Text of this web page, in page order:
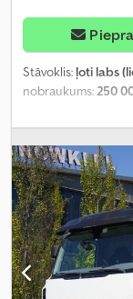
Stāvoklis: ļoti labs
nobraukums:250
kravnesība:10 590
vadītāja kabīne:
emisijas klase:Euro 6
garums:6 720 mm,
iekraušanas telpas
Aprīkojums:
kondicionēšana,